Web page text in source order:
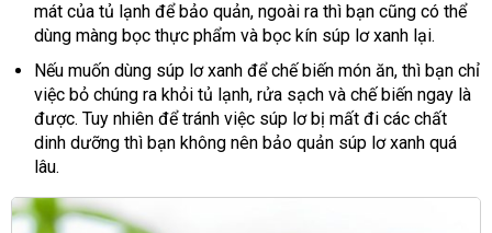
mát của tủ lạnh để bảo quản, ngoài ra thì bạn cũng có thể
dùng màng bọc thực phẩm và bọc kín súp lơ xanh lại.
Nếu muốn dùng súp lơ xanh để chế biến món ăn, thì bạn chỉ
việc bỏ chúng ra khỏi tủ lạnh, rửa sạch và chế biến ngay là
được. Tuy nhiên để tránh việc súp lơ bị mất đi các chất
dinh dưỡng thì bạn không nên bảo quản súp lơ xanh quá
lâu.